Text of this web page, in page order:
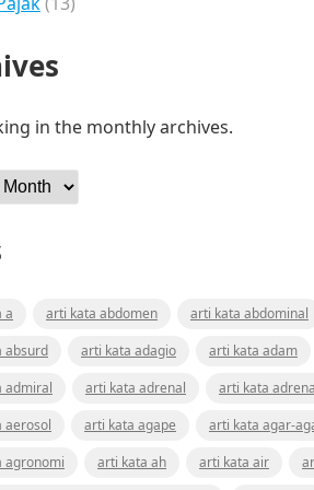
in the monthly archives.
a arti kata abdomen arti kata abdominal
absurd
arti kata adagio arti kata adam
admiral
arti kata adrenal arti kata
aerosol
arti kata agape arti kata agar-
agronomi
arti kata ah arti kata air